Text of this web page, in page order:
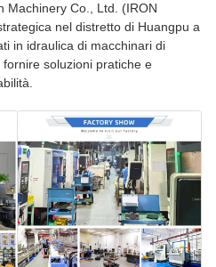
Machinery Co., Ltd. (IRON
nel distretto di Huangpu a
in idraulica di macchinari di
soluzioni pratiche e